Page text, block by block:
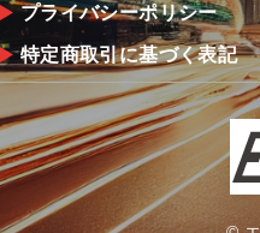
プライバシーポリシー
特定商取引に基づく表記